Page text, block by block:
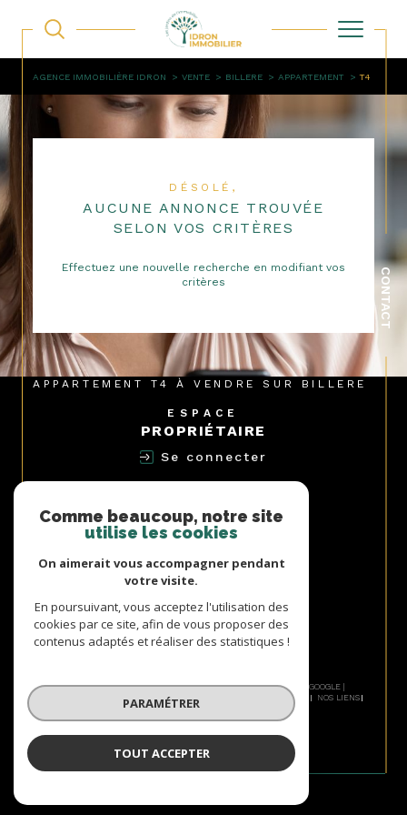
CONTACT
AGENCE IMMOBILIÈRE IDRON VENTE BILLERE APPARTEMENT T4
DÉSOLÉ,
AUCUNE ANNONCE TROUVÉE
SELON VOS CRITÈRES
Effectuez une nouvelle recherche en modifiant vos
critères
APPARTEMENT T4 À VENDRE SUR BILLERE
ESPACE
PROPRIÉTAIRE
Se connecter
ADHÉRONS
AVIS
CLIENTS
© 2026 | TOUS DROITS RÉSERVÉS | TRADUCTION POWERED BY GOOGLE |
PLAN DU SITE ADMIN
NOS LIENS
POLITIQUE RGPD
Comme beaucoup, notre site
utilise les cookies
On aimerait vous accompagner pendant
votre visite.
En poursuivant, vous acceptez l'utilisation des
cookies par ce site, afin de vous proposer des
contenus adaptés et réaliser des statistiques !
PARAMÉTRER
TOUT ACCEPTER